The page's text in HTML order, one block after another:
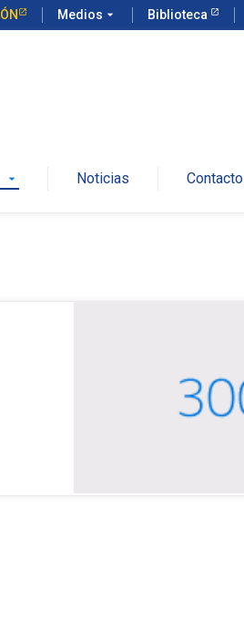
Medios arrow_drop_down Biblioteca
arrow_drop_down Noticias Contacto